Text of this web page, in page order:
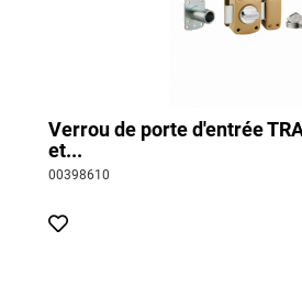
Verrou de porte d'entrée
et...
00398610